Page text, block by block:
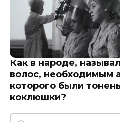
Как в народе,
волос, необходимым
которого были
коклюшки?